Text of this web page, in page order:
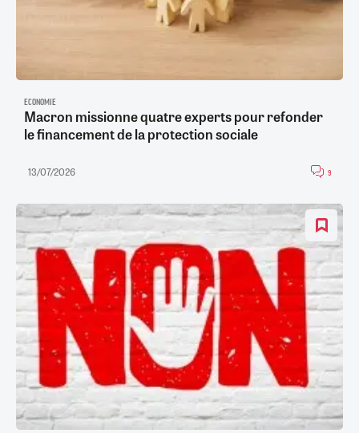
ECONOMIE
Macron missionne quatre experts pour refonder
le financement de la protection sociale
13/07/2026 9